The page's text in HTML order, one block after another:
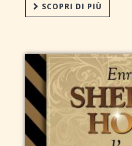
SCOPRI DI PIÙ